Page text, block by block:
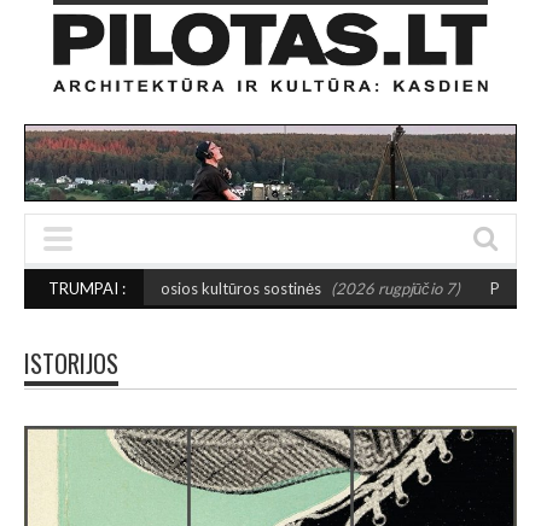
TRUMPAI :
kultūros sostinės (2026 rugpjūčio 7) PUSIAUSVYROS AKTAS
ISTORIJOS